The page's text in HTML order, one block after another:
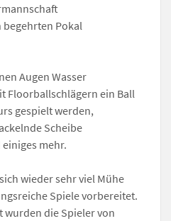
begehrten Pokal
Augen Wasser
Floorballschlägern ein Ball
gespielt werden,
Scheibe
mehr.
wieder sehr viel Mühe
Spiele vorbereitet.
wurden die Spieler von